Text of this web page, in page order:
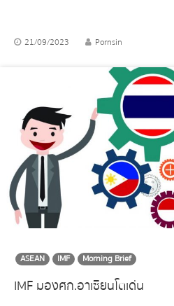
21/09/2023 Pornsin
ASEAN IMF Morning Brief
IMF มองศก.อาเซียนโตเด่น